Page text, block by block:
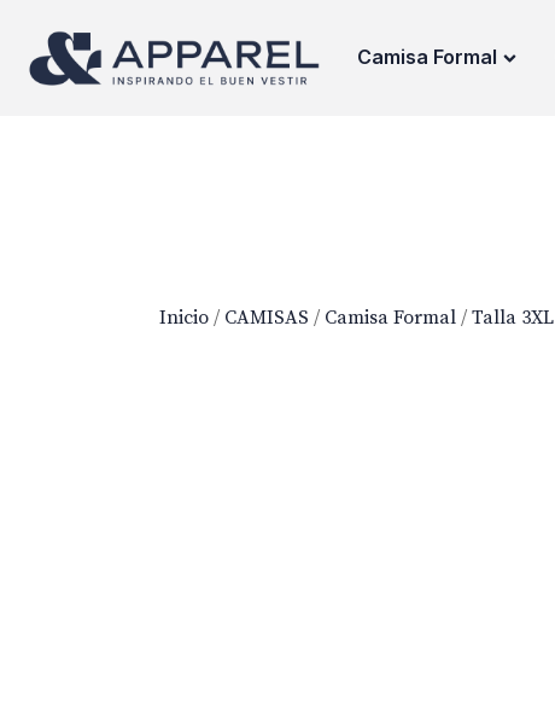
Camisa Formal
Inicio / CAMISAS / Camisa Formal / Talla 3XL